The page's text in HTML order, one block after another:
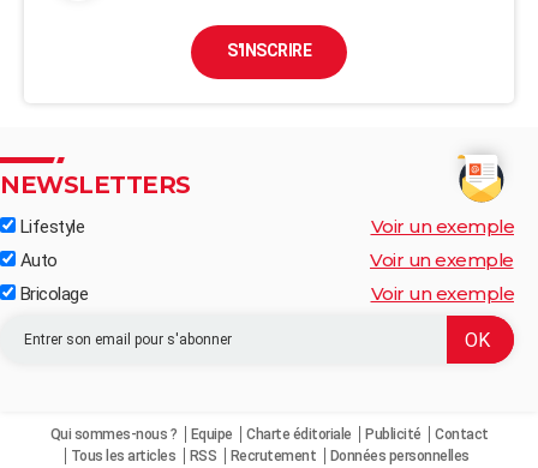
S'INSCRIRE
NEWSLETTERS
Lifestyle Voir un exemple
Auto Voir un exemple
Bricolage Voir un exemple
Qui sommes-nous ? Equipe Charte éditoriale Publicité
Contact
Tous les articles
RSS Recrutement Données personnelles